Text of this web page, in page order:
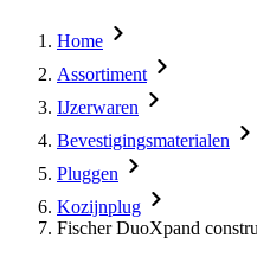
Home
Assortiment
IJzerwaren
Bevestigingsmaterialen
Pluggen
Kozijnplug
Fischer DuoXpand